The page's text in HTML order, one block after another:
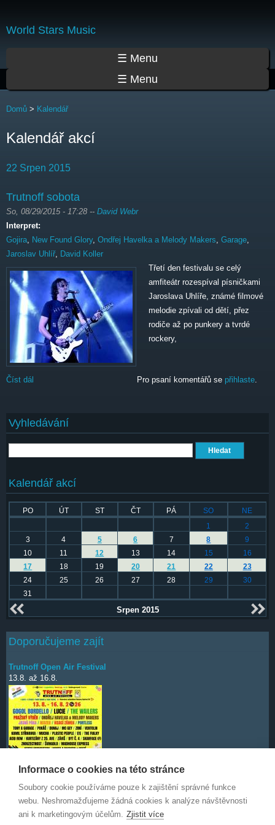
World Stars Music
☰ Menu
☰ Menu
Jste zde
Domů > Kalendář
Kalendář akcí
22 Srpen 2015
Trutnoff sobota
So, 08/29/2015 - 17:28 -- David Webr
Interpret:
Gojira
New Found Glory, Ondřej Havelka a Melody Makers Garage
Jaroslav Uhlíř, David Koller
Třetí den festivalu se celý
amfiteátr rozespíval písničkami
Jaroslava Uhlíře, známé filmové
melodie zpívali od dětí, přez
rodiče až po punkery a tvrdé
rockery,
Číst dál Pro psaní komentářů se přihlaste.
Vyhledávání
Kalendář akcí
PO ÚT ST ČT PÁ SO
NE
1
2
3
4 5 6 7 8
9
10
11 12 13 14 15
16
17
18 19 20 21 22
23
24
25 26 27 28 29
30
31
Srpen 2015
Doporučujeme zajít
Trutnoff Open Air Festival
13.8. až 16.8.
Deep Purple
7.10.
Informace o cookies na této stránce
Soubory cookie používáme pouze k zajištění správné funkce
webu. Neshromažďujeme žádná cookies k analýze návštěvnosti
ani k marketingovým účelům. Zjistit více